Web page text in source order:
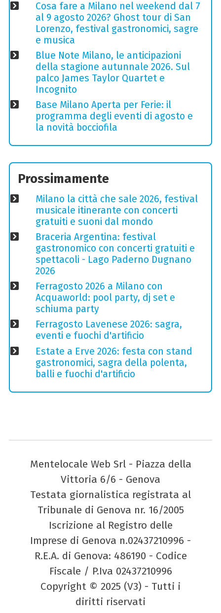
Cosa fare a Milano nel weekend dal 7
al 9 agosto 2026? Ghost tour di San
Lorenzo, festival gastronomici, sagre
e musica
Blue Note Milano, le anticipazioni
della stagione autunnale 2026. Sul
palco James Taylor Quartet e
Incognito
Base Milano Aperta per Ferie: il
programma degli eventi di agosto e
la novità bocciofila
Prossimamente
Milano la città che sale 2026, festival
musicale itinerante con concerti
gratuiti e suoni dal mondo
Braceria Argentina: festival
gastronomico con concerti gratuiti e
spettacoli - Lago Paderno Dugnano
2026
Ferragosto 2026 a Milano con
Acquaworld: pool party, dj set e
schiuma party
Ferragosto Lavenese 2026: sagra,
eventi e fuochi d'artificio
Estate a Erve 2026: festa con stand
gastronomici, sagra della polenta,
balli e fuochi d'artificio
Mentelocale Web Srl - Piazza della
Vittoria 6/6 - Genova
Testata giornalistica registrata al
Tribunale di Genova nr. 16/2005
Iscrizione al Registro delle
Imprese di Genova n.02437210996 -
R.E.A. di Genova: 486190 - Codice
Fiscale / P.Iva 02437210996
Copyright © 2025 (V3) - Tutti i
diritti riservati